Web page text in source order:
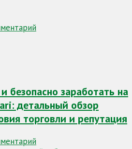
безопасно заработать на
детальный обзор
торговли и репутация